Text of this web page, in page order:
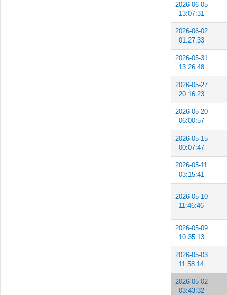
2026-06-05
13:07:31
2026-06-02
01:27:33
2026-05-31
13:26:48
2026-05-27
20:16:23
2026-05-20
06:00:57
2026-05-15
00:07:47
2026-05-11
03:15:41
2026-05-10
11:46:46
2026-05-09
10:35:13
2026-05-03
11:58:14
2026-05-02
03:43:32